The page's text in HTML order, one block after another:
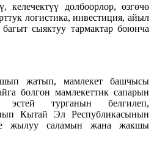
келечектүү долбоорлор, өзгөчө
логистика, инвестиция, айыл
сыяктуу тармактар боюнча
жатып, мамлекет башчысы
болгон мамлекеттик сапарын
турганын белгилеп,
Кытай Эл Республикасынын
жылуу саламын жана жакшы